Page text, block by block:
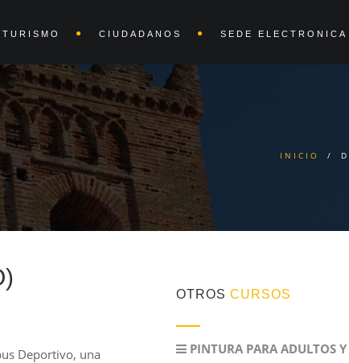
TURISMO CIUDADANOS SEDE ELECTRONICA
INICIO /
Deportivo, una
OTROS CURSOS
PINTURA PARA ADULTOS